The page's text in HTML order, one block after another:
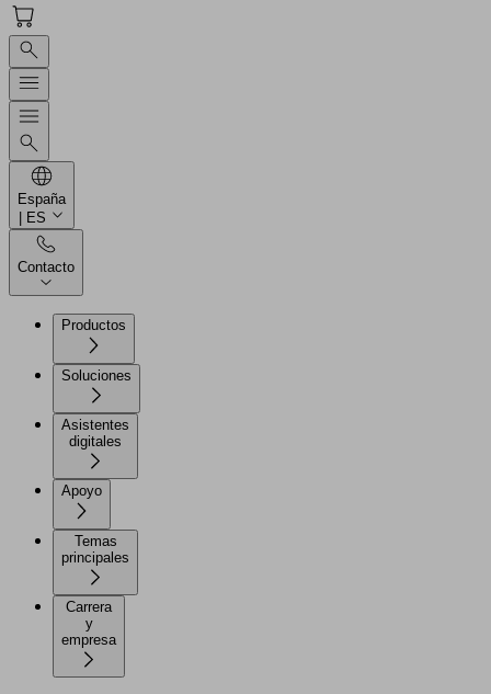
España
| ES
Contacto
Productos
Soluciones
Asistentes
Apoyo
Temas
principales
Carrera
y
empresa